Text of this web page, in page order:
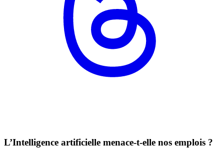
L’Intelligence artificielle menace-t-elle nos emplois ?